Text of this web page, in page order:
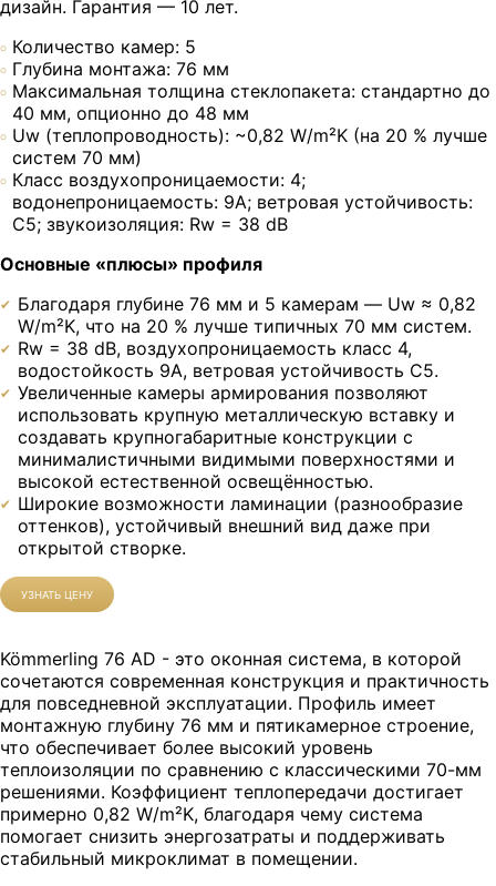
дизайн. Гарантия — 10 лет.
Количество камер: 5
Глубина монтажа: 76 мм
Максимальная толщина стеклопакета: стандартно до
40 мм, опционно до 48 мм
Uw (теплопроводность): ~0,82 W/m²K (на 20 % лучше
систем 70 мм)
Класс воздухопроницаемости: 4;
водонепроницаемость: 9A; ветровая устойчивость:
C5; звукоизоляция: Rw = 38 dB
Основные «плюсы» профиля
Благодаря глубине 76 мм и 5 камерам — Uw ≈ 0,82
W/m²K, что на 20 % лучше типичных 70 мм систем.
Rw = 38 dB, воздухопроницаемость класс 4,
водостойкость 9A, ветровая устойчивость C5.
Увеличенные камеры армирования позволяют
использовать крупную металлическую вставку и
создавать крупногабаритные конструкции с
минималистичными видимыми поверхностями и
высокой естественной освещённостью.
Широкие возможности ламинации (разнообразие
оттенков), устойчивый внешний вид даже при
открытой створке.
УЗНАТЬ ЦЕНУ
Kömmerling 76 AD - это оконная система, в которой
сочетаются современная конструкция и практичность
для повседневной эксплуатации. Профиль имеет
монтажную глубину 76 мм и пятикамерное строение,
что обеспечивает более высокий уровень
теплоизоляции по сравнению с классическими 70-мм
решениями. Коэффициент теплопередачи достигает
примерно 0,82 W/m²K, благодаря чему система
помогает снизить энергозатраты и поддерживать
стабильный микроклимат в помещении.